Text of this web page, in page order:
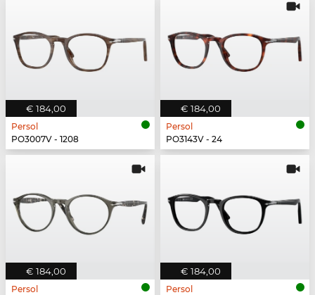
€ 184,00
Persol
PO3007V - 1208
€ 184,00
Persol
PO3143V - 24
€ 184,00
Persol
€ 184,00
Persol